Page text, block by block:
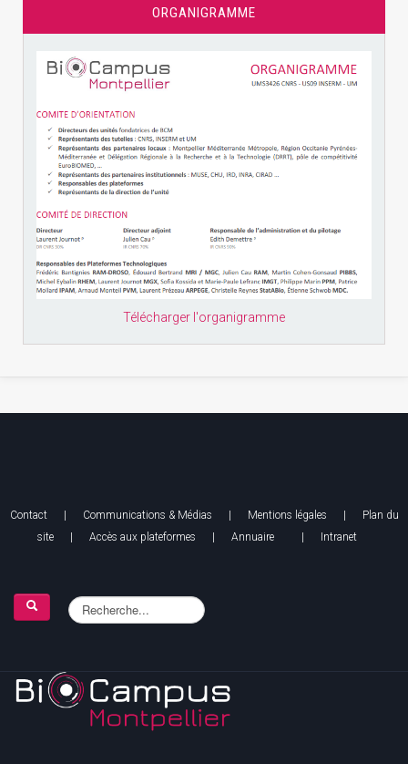
ORGANIGRAMME
Télécharger l'organigramme
Contact| Communications & Médias Mentions légales | Plan du
site | Accès aux plateformes Annuaire Intranet